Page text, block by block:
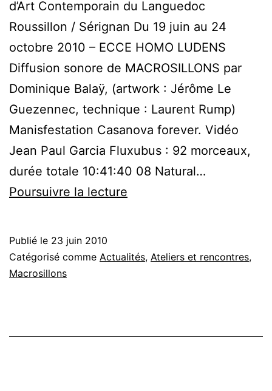
d’Art Contemporain du Languedoc
Roussillon / Sérignan Du 19 juin au 24
octobre 2010 – ECCE HOMO LUDENS
Diffusion sonore de MACROSILLONS par
Dominique Balaÿ, (artwork : Jérôme Le
Guezennec, technique : Laurent Rump)
Manisfestation Casanova forever. Vidéo
Jean Paul Garcia Fluxubus : 92 morceaux,
durée totale 10:41:40 08 Natural…
Poursuivre la lecture
Ecce
Publié le 23 juin 2010
Catégorisé comme Actualités, Ateliers et rencontres,
Macrosillons